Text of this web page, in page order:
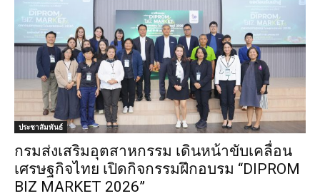
ประชาสัมพันธ์
กรมส่งเสริมอุตสาหกรรม เดินหน้าขับเคลื่อน
เศรษฐกิจไทย เปิดกิจกรรมฝึกอบรม “DIPROM
BIZ MARKET 2026”